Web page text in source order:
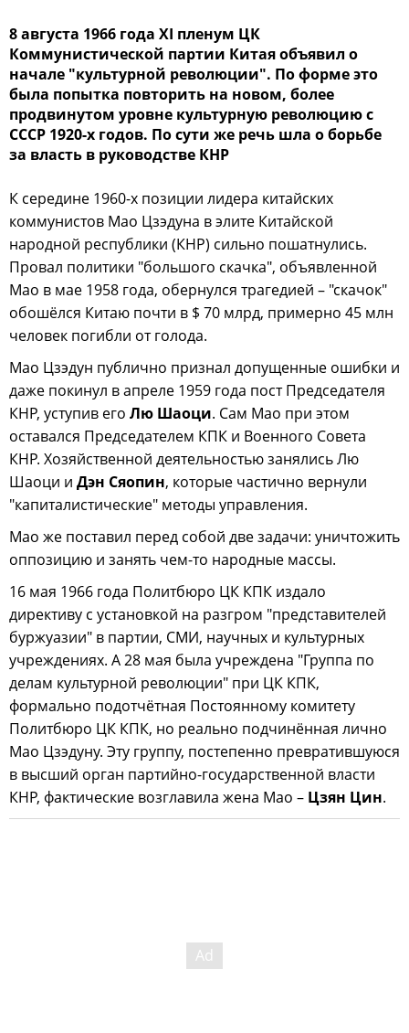
8 августа 1966 года XI пленум ЦК
Коммунистической партии Китая объявил о
начале "культурной революции". По форме это
была попытка повторить на новом, более
продвинутом уровне культурную революцию с
СССР 1920-х годов. По сути же речь шла о борьбе
за власть в руководстве КНР
К середине 1960-х позиции лидера китайских
коммунистов Мао Цзэдуна в элите Китайской
народной республики (КНР) сильно пошатнулись.
Провал политики "большого скачка", объявленной
Мао в мае 1958 года, обернулся трагедией – "скачок"
обошёлся Китаю почти в $ 70 млрд, примерно 45 млн
человек погибли от голода.
Мао Цзэдун публично признал допущенные ошибки и
даже покинул в апреле 1959 года пост Председателя
КНР, уступив его Лю Шаоци. Сам Мао при этом
оставался Председателем КПК и Военного Совета
КНР. Хозяйственной деятельностью занялись Лю
Шаоци и Дэн Сяопин, которые частично вернули
"капиталистические" методы управления.
Мао же поставил перед собой две задачи: уничтожить
оппозицию и занять чем-то народные массы.
16 мая 1966 года Политбюро ЦК КПК издало
директиву с установкой на разгром "представителей
буржуазии" в партии, СМИ, научных и культурных
учреждениях. А 28 мая была учреждена "Группа по
делам культурной революции" при ЦК КПК,
формально подотчётная Постоянному комитету
Политбюро ЦК КПК, но реально подчинённая лично
Мао Цзэдуну. Эту группу, постепенно превратившуюся
в высший орган партийно-государственной власти
КНР, фактические возглавила жена Мао – Цзян Цин.